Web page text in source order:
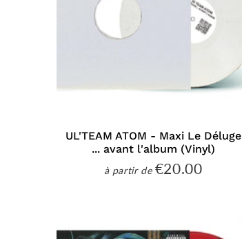
UL'TEAM ATOM - Maxi Le Déluge
... avant l'album (Vinyl)
à partir de Prix
€20.00